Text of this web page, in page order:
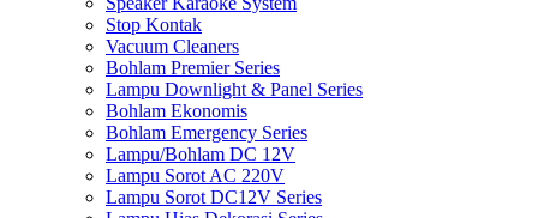
Stop Kontak
Vacuum Cleaners
Bohlam Premier Series
Lampu Downlight & Panel Series
Bohlam Ekonomis
Bohlam Emergency Series
Lampu/Bohlam DC 12V
Lampu Sorot AC 220V
Lampu Sorot DC12V Series